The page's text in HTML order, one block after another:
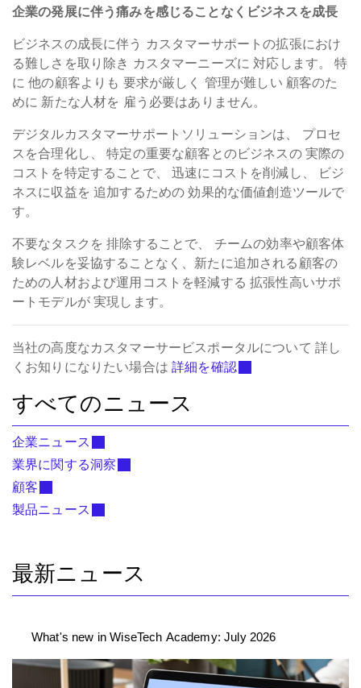
企業の発展に伴う痛みを感じることなくビジネスを成長
ビジネスの成長に伴う
カスタマーサポートの拡張におけ
る難しさを取り除き カスタマーニーズに 対応します。特
に 他の顧客よりも 要求が厳しく 管理が難しい 顧客のた
めに 新たな人材を 雇う必要はありません。
デジタルカスタマーサポートソリューションは、 プロセ
スを合理化し、
特定の重要な顧客とのビジネスの 実際の
コストを特定することで、迅速にコストを削減し、
ビジ
ネスに収益を追加するための 効果的な価値創造ツールで
す。
不要なタスクを排除することで、
チームの効率や顧客体
験レベルを妥協することなく、新たに追加される顧客の
ための人材および運用コストを軽減する拡張性高いサポ
ートモデルが実現します。
当社の高度なカスタマーサービスポータルについて 詳し
くお知りになりたい場合は詳細を確認
すべてのニュース
企業ニュース
業界に関する洞察
顧客
製品ニュース
最新ニュース
What's new in WiseTech Academy: July 2026